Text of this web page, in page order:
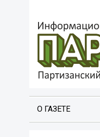
О ГАЗЕТЕ